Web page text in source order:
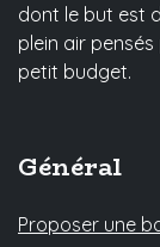
dont le but est
plein air
petit budget.
Général
Proposer une